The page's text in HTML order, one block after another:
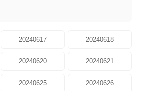
20240617 20240618
20240620 20240621
20240625 20240626